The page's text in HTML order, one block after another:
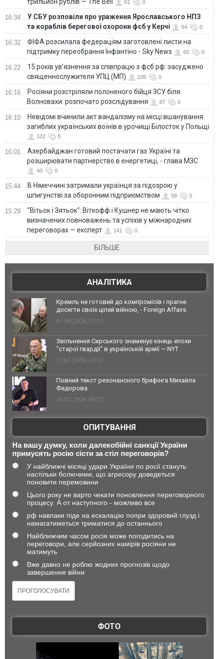
61 0
16:34
У СБУ розповіли про ураження Ярославського НПЗ
та кораблів берегової охорони фсб у Керчі
64 0
16:32
ФІФА розсилала федераціям заготовлені листи на
підтримку переобрання Інфантіно - Sky News
65 0
16:22
15 років ув’язнення за співпрацю з фсб рф: засуджено
священнослужителя УПЦ (МП)
109 0
16:16
Росіяни розстріляли полоненого бійця ЗСУ біля
Волновахи: розпочато розслідування
87 0
16:10
Невідомі вчинили акт вандалізму на місці вшанування
загиблих українських воїнів в урочищі Білосток у Польщі
102 0
16:01
Азербайджан готовий постачати газ Україні та
розширювати партнерство в енергетиці, - глава МЗС
40 0
15:44
В Німеччині затримали українця за підозрою у
шпигунстві за оборонним підприємством
58 0
15:29
"Вітьок і Зятьок": Віткофф і Кушнер не мають чітко
визначених повноважень та успіхів у міжнародних
переговорах — експерт
141 0
БІЛЬШЕ
АНАЛІТИКА
Кремль не готовий до компромісів і прагне
досягти своїх цілей війною, - Foreign Affairs
03.08.2026 13:02
Звільнення Сирського знаменує кінець епохи
"старої гвардії" в українській армії — NYT
23.07.2026 10:32
Повний текст резонансного брифінга Михайла
Федорова
18.07.2026 09:27
ОПИТУВАННЯ
На вашу думку, коли далекобійні санкції України
примусять росію сісти за стіл переговорів?
У найближчі місяці удари України по росії стануть
настільки болючими, що агресору доведеться
поновити перемовини
Цього року не варто чекати поновлення переговорного
процесу. А от наступного - можливо все
рф навпаки піде на ескалацію попри здоровий глузд і
намагатиметься триматися до останнього
Найближчим часом росія може погодитись на
переговори, але серйозних намірів росіяни не
матимуть
Вже давно не роблю жодних прогнозів щодо
завершення війни
ФОТО